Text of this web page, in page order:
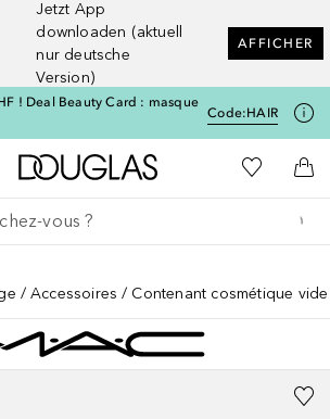
Jetzt App
downloaden (aktuell
nur deutsche
Version)
AFFICHER
! Deal Beauty Card : masque
Code:HAIR
Vers l'accueil Douglas
Vers Ma
Accessoires Contenant cosmétique vide